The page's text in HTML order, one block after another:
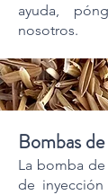
ayuda,
nosotros.
Bombas
La bomba
de